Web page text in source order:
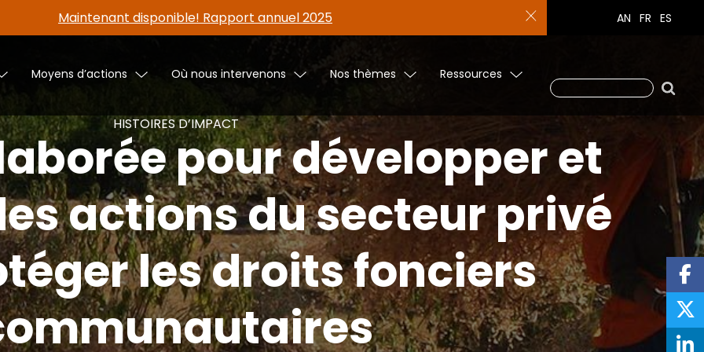
Maintenant disponible! Rapport annuel 2025 AN FR ES
Moyens d’actions Où nous intervenons Nos thèmes Ressources
HISTOIRES D’IMPACT
pour développer et
actions du secteur privé
les droits fonciers